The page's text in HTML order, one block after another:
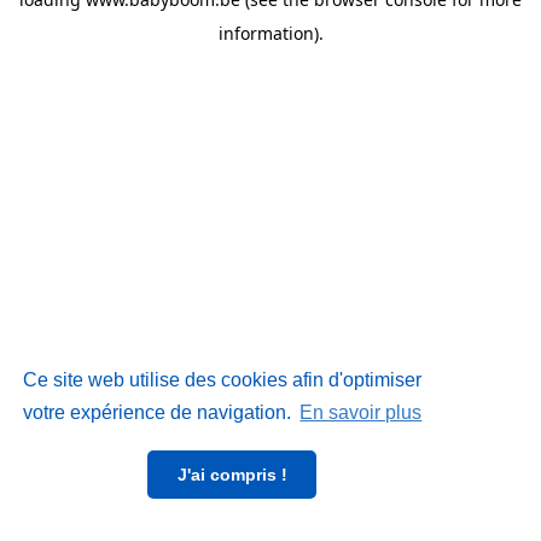
Ce site web utilise des cookies afin d'optimiser
votre expérience de navigation. En savoir plus
J'ai compris !
information).